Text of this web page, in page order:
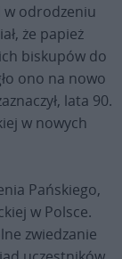
w odrodzeniu
że papież
biskupów do
ono na nowo
lata 90.
w nowych
Pańskiego,
w Polsce.
zwiedzanie